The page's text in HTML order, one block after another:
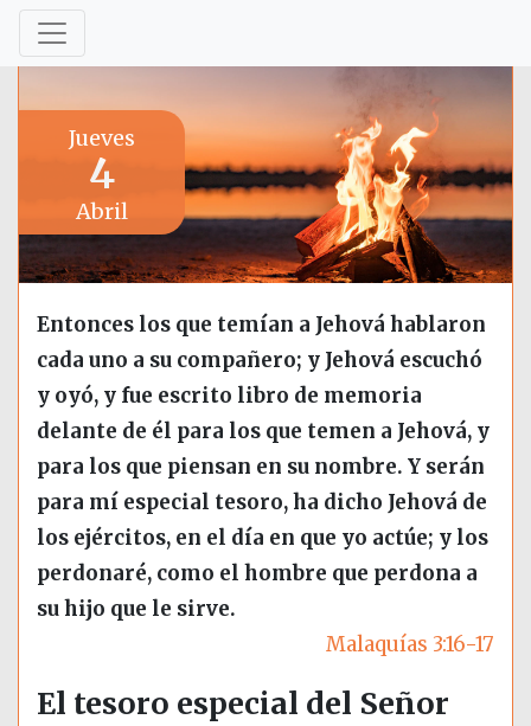
Jueves
4
Abril
Entonces los que temían a Jehová hablaron
cada uno a su compañero; y Jehová escuchó
y oyó, y fue escrito libro de memoria
delante de él para los que temen a Jehová, y
para los que piensan en su nombre. Y serán
para mí especial tesoro, ha dicho Jehová de
los ejércitos, en el día en que yo actúe; y los
perdonaré, como el hombre que perdona a
su hijo que le sirve.
Malaquías 3:16-17
El tesoro especial del Señor